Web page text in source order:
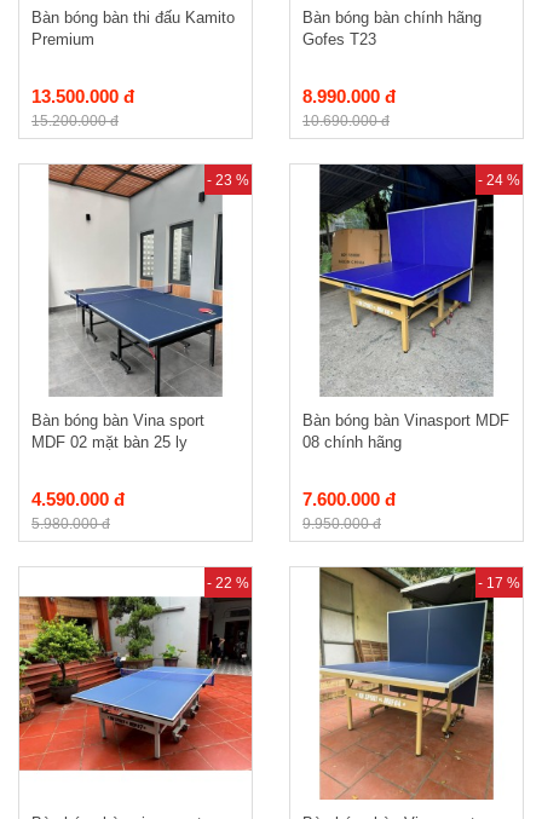
Bàn bóng bàn thi đấu Kamito
Premium
13.500.000 đ
15.200.000 đ
Bàn bóng bàn chính hãng
Gofes T23
8.990.000 đ
10.690.000 đ
- 23 %
Bàn bóng bàn Vina sport
MDF 02 mặt bàn 25 ly
4.590.000 đ
5.980.000 đ
- 24 %
Bàn bóng bàn Vinasport MDF
08 chính hãng
7.600.000 đ
9.950.000 đ
- 22 % - 17 %